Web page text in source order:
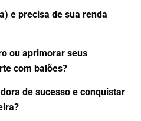
e precisa de sua renda
ou aprimorar seus
com balões?
de sucesso e conquistar